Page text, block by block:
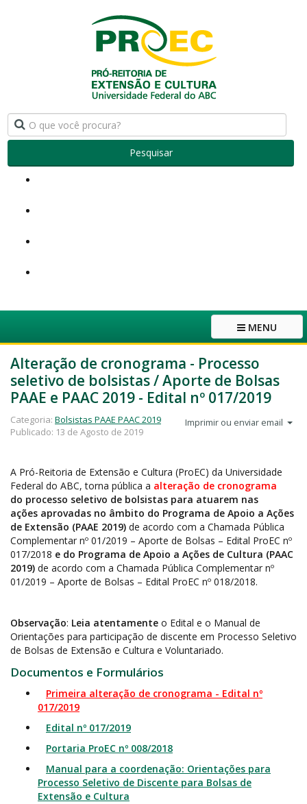
Pesquisar
MENU
Alteração de cronograma - Processo
seletivo de bolsistas / Aporte de Bolsas
PAAE e PAAC 2019 - Edital nº 017/2019
Imprimir ou enviar email
Categoria: Bolsistas PAAE PAAC 2019
Publicado: 13 de Agosto de 2019
A Pró-Reitoria de Extensão e Cultura (ProEC) da Universidade
Federal do ABC, torna pública a alteração de cronograma
do processo seletivo de bolsistas para atuarem nas
ações aprovadas no âmbito do Programa de Apoio a Ações
de Extensão (PAAE 2019) de acordo com a Chamada Pública
Complementar nº 01/2019 – Aporte de Bolsas – Edital ProEC nº
017/2018 e do Programa de Apoio a Ações de Cultura (PAAC
2019) de acordo com a Chamada Pública Complementar nº
01/2019 – Aporte de Bolsas – Edital ProEC nº 018/2018.
Observação: Leia atentamente o Edital e o Manual de
Orientações para participação de discente em Processo Seletivo
de Bolsas de Extensão e Cultura e Voluntariado.
Documentos e Formulários
Primeira alteração de cronograma - Edital nº
017/2019
Edital nº 017/2019
Portaria ProEC nº 008/2018
Manual para a coordenação: Orientações para
Processo Seletivo de Discente para Bolsas de
Extensão e Cultura